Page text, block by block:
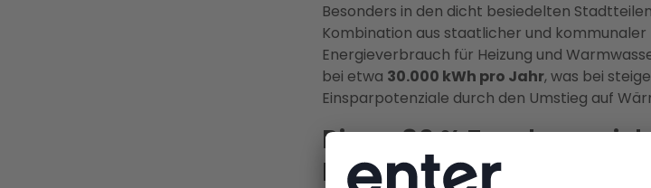
Besonders in den dicht besiedelten
Kombination aus staatlicher und
Energieverbrauch für Heizung und
bei etwa 30.000 kWh pro Jahr, was bei
Einsparpotenziale durch den Umstieg auf
Bis zu 80 % Zuschuss
Förderung für